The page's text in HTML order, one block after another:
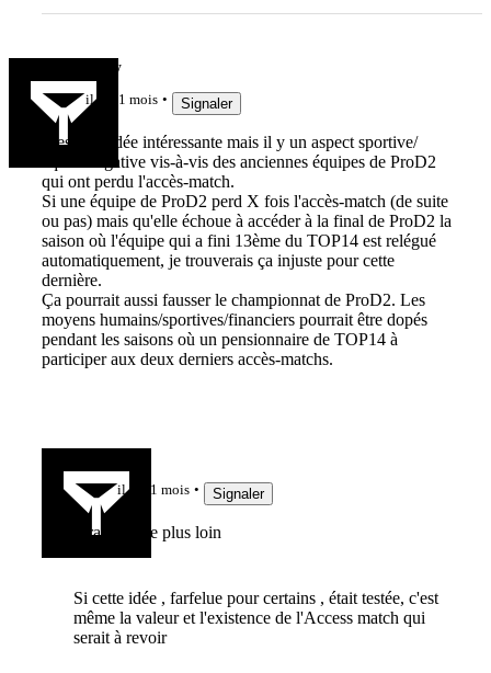
GoReyBoy
il y a 1 mois Signaler
C'est une idée intéressante mais il y un aspect sportive/
équité négative vis-à-vis des anciennes équipes de ProD2
qui ont perdu l'accès-match.
Si une équipe de ProD2 perd X fois l'accès-match (de suite
ou pas) mais qu'elle échoue à accéder à la final de ProD2 la
saison où l'équipe qui a fini 13ème du TOP14 est relégué
automatiquement, je trouverais ça injuste pour cette
dernière.
Ça pourrait aussi fausser le championnat de ProD2. Les
moyens humains/sportives/financiers pourrait être dopés
pendant les saisons où un pensionnaire de TOP14 à
participer aux deux derniers accès-matchs.
il y a 1 mois Signaler
J'irais même plus loin
Si cette idée , farfelue pour certains , était testée, c'est
même la valeur et l'existence de l'Access match qui
serait à revoir